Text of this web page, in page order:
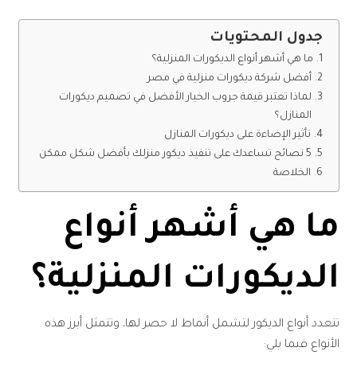
جدول المحتويات
ما هي أشهر أنواع الديكورات المنزلية؟
أفضل شركة ديكورات منزلية في مصر
لماذا تعتبر قيمة جروب الخيار الأفضل في تصميم ديكورات
المنازل؟
تأثير الإضاءة على ديكورات المنازل
5 نصائح تساعدك على تنفيذ ديكور منزلك بأفضل شكل ممكن
الخلاصة
ما هي أشهر أنواع
الديكورات المنزلية؟
تتعدد أنواع الديكور لتشمل أنماط لا حصر لها، وتتمثل أبرز هذه
الأنواع فيما يلي: